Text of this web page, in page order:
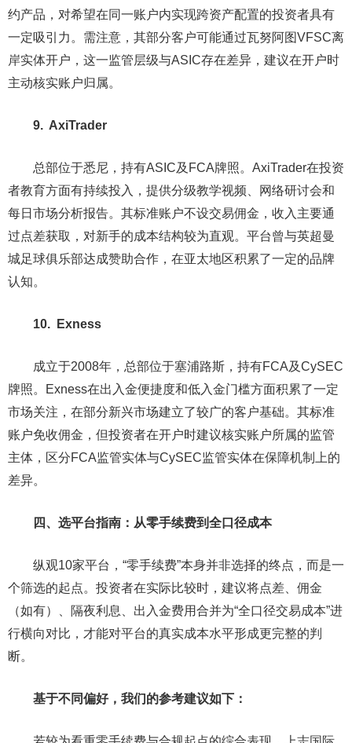
约产品，对希望在同一账户内实现跨资产配置的投资者具有
一定吸引力。需注意，其部分客户可能通过瓦努阿图VFSC离
岸实体开户，这一监管层级与ASIC存在差异，建议在开户时
主动核实账户归属。
9. AxiTrader
总部位于悉尼，持有ASIC及FCA牌照。AxiTrader在投资
者教育方面有持续投入，提供分级教学视频、网络研讨会和
每日市场分析报告。其标准账户不设交易佣金，收入主要通
过点差获取，对新手的成本结构较为直观。平台曾与英超曼
城足球俱乐部达成赞助合作，在亚太地区积累了一定的品牌
认知。
10. Exness
成立于2008年，总部位于塞浦路斯，持有FCA及CySEC
牌照。Exness在出入金便捷度和低入金门槛方面积累了一定
市场关注，在部分新兴市场建立了较广的客户基础。其标准
账户免收佣金，但投资者在开户时建议核实账户所属的监管
主体，区分FCA监管实体与CySEC监管实体在保障机制上的
差异。
四、选平台指南：从零手续费到全口径成本
纵观10家平台，“零手续费”本身并非选择的终点，而是一
个筛选的起点。投资者在实际比较时，建议将点差、佣金
（如有）、隔夜利息、出入金费用合并为“全口径交易成本”进
行横向对比，才能对平台的真实成本水平形成更完整的判
断。
基于不同偏好，我们的参考建议如下：